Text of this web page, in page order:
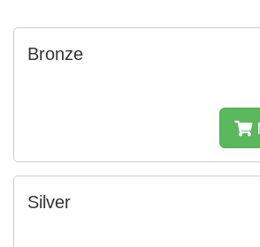
Bronze
Silver